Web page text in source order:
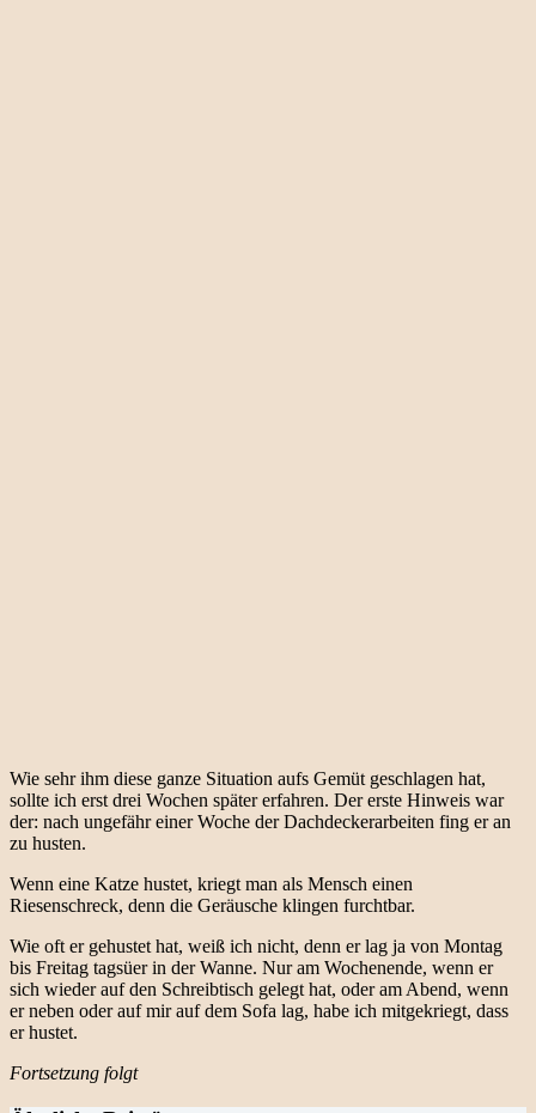
Wie sehr ihm diese ganze Situation aufs Gemüt geschlagen hat,
sollte ich erst drei Wochen später erfahren. Der erste Hinweis war
der: nach ungefähr einer Woche der Dachdeckerarbeiten fing er an
zu husten.
Wenn eine Katze hustet, kriegt man als Mensch einen
Riesenschreck, denn die Geräusche klingen furchtbar.
Wie oft er gehustet hat, weiß ich nicht, denn er lag ja von Montag
bis Freitag tagsüer in der Wanne. Nur am Wochenende, wenn er
sich wieder auf den Schreibtisch gelegt hat, oder am Abend, wenn
er neben oder auf mir auf dem Sofa lag, habe ich mitgekriegt, dass
er hustet.
Fortsetzung folgt